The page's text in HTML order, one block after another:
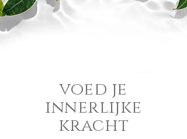
voed je
innerlijke
kracht